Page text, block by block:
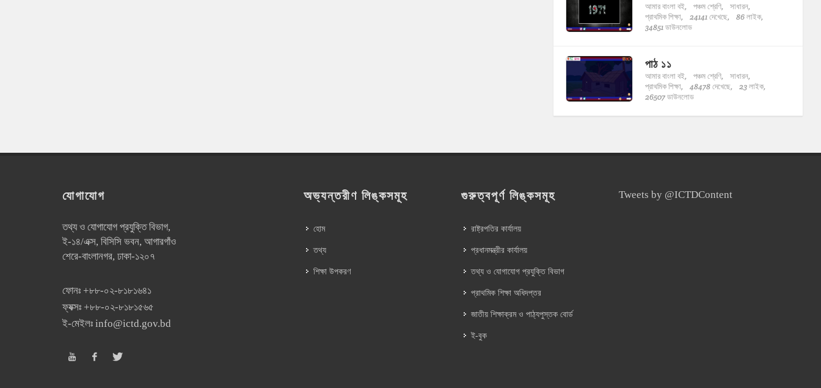
আমার বাংলা বই, পঞ্চম শ্রেণি,
সাধারন,
প্রাথমিক শিক্ষা,
24141 দেখেছে,
86 লাইক,
34851 ডাউনলোড
পাঠ ১১
আমার বাংলা বই, পঞ্চম শ্রেণি,
সাধারন,
প্রাথমিক শিক্ষা,
48478 দেখেছে,
23 লাইক,
26507 ডাউনলোড
যোগাযোগ
তথ্য ও যোগাযোগ প্রযুক্তি বিভাগ,
ই-১৪/এক্স, বিসিসি ভবন, আগারগাঁও
শেরে-বাংলানগর, ঢাকা-১২০৭
ফোনঃ +৮৮-০২-৮১৮১৬৪১
ফ্যক্সঃ +৮৮-০২-৮১৮১৫৬৫
ই-মেইলঃ info@ictd.gov.bd
অভ্যন্তরীণ লিঙ্কসমূহ
হোম
তথ্য
শিক্ষা উপকরণ
গুরুত্বপূর্ণ লিঙ্কসমূহ
রাষ্ট্রপতির কার্যালয়
প্রধানমন্ত্রীর কার্যালয়
তথ্য ও যোগাযোগ প্রযুক্তি বিভাগ
প্রাথমিক শিক্ষা অধিদপ্তর
জাতীয় শিক্ষাক্রম ও পাঠ্যপুস্তক বোর্ড
ই-বুক
Tweets by @ICTDContent